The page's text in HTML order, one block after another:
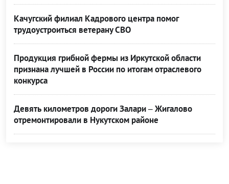
Качугский филиал Кадрового центра помог
трудоустроиться ветерану СВО
Продукция грибной фермы из Иркутской области
признана лучшей в России по итогам отраслевого
конкурса
Девять километров дороги Залари – Жигалово
отремонтировали в Нукутском районе